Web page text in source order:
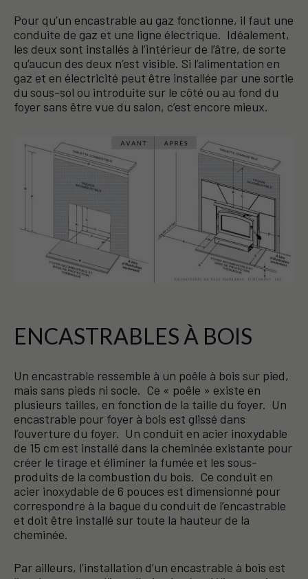
Pour qu’un encastrable au gaz fonctionne, il faut une
conduite de gaz et une ligne électrique. Idéalement,
les deux sont installés à l’intérieur de l’âtre, de sorte
qu’aucun des deux n’est visible. Si l’alimentation en
gaz et en électricité peut être installée par une sortie
du sous-sol ou introduite sur le côté ou au fond du
foyer sans être vue du salon, c’est encore mieux.
ENCASTRABLES À BOIS
Un encastrable ressemble à un poêle à bois sur pied,
mais sans pieds ni socle. Ce « poêle » existe en
plusieurs tailles, en fonction de la taille du foyer. Un
encastrable pour foyer à bois est glissé dans
l’ouverture du foyer. Un conduit en acier inoxydable
de 15 cm est installé dans la cheminée existante pour
créer le tirage et éliminer la fumée et les sous-
produits de la combustion du bois. Ce conduit en
acier inoxydable de 6 pouces est dimensionné pour
correspondre à la bague du conduit de l’encastrable
et doit être installé sur toute la hauteur de la
cheminée.
Par ailleurs, l’installation d’un encastrable à bois est